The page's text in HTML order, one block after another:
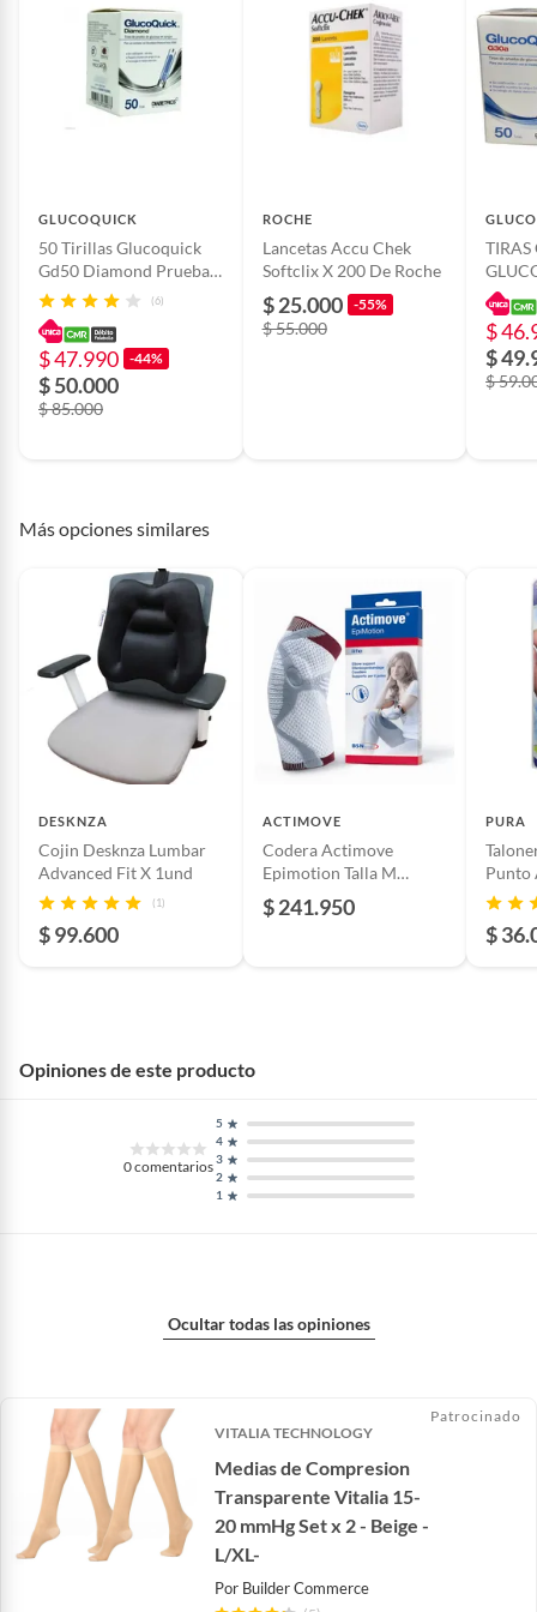
Nombre del
fabricante o
importador
GLUCOQUICK
50 Tirillas Glucoquick
Gd50 Diamond Prueba
De Glucosa Sangre
(6)
$ 47.990 -44%
$ 50.000
$ 85.000
ROCHE
Lancetas Accu Chek
Softclix X 200 De Roche
$ 25.000 -55%
$ 55.000
TIRAS
50
$
$
$
Más opciones similares
DESKNZA
Cojin Desknza Lumbar
Advanced Fit X 1und
(1)
$ 99.600
ACTIMOVE
Codera Actimove
Epimotion Talla M
Blanco
$ 241.950
PURA
Punto
$
Opiniones de este producto
0comentarios
1
2
3
4
5
Ocultar todas las opiniones
VITALIA TECHNOLOGY
Medias de Compresion
Transparente Vitalia 15-
20 mmHg Set x 2 - Beige -
L/XL-
Por Builder Commerce
Patrocinado